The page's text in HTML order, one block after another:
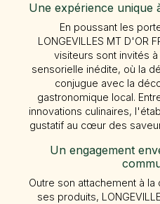
Une expérience
En poussant les
LONGEVILLES MT D'OR
visiteurs sont invités
sensorielle inédite, où la
conjugue avec la
gastronomique local.
innovations culinaires,
gustatif au cœur des
Un engagement
Outre son attachement à
ses produits,